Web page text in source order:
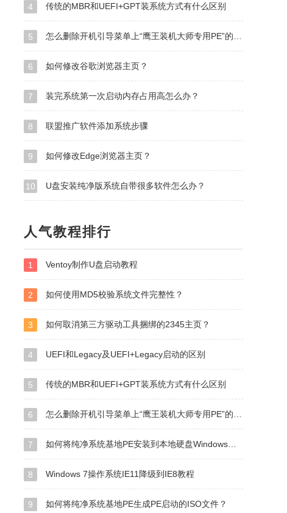
4 传统的MBR和UEFI+GPT装系统方式有什么区别
5 怎么删除开机引导菜单上“鹰王装机大师专用PE”的选项？
6 如何修改谷歌浏览器主页？
7 装完系统第一次启动内存占用高怎么办？
8 联盟推广软件添加系统步骤
9 如何修改Edge浏览器主页？
10 U盘安装纯净版系统自带很多软件怎么办？
人气教程排行
1 Ventoy制作U盘启动教程
2 如何使用MD5校验系统文件完整性？
3 如何取消第三方驱动工具捆绑的2345主页？
4 UEFI和Legacy及UEFI+Legacy启动的区别
5 传统的MBR和UEFI+GPT装系统方式有什么区别
6 怎么删除开机引导菜单上“鹰王装机大师专用PE”的选项？
7 如何将纯净系统基地PE安装到本地硬盘Windows启动管理器？
8 Windows 7操作系统IE11降级到IE8教程
9 如何将纯净系统基地PE生成PE启动的ISO文件？